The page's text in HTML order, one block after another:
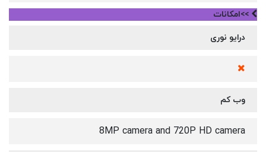
>>امکانات
درایو نوری
وب کم
8MP camera and 720P HD camera